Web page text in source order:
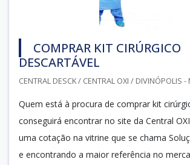
COMPRAR KIT CIRÚRGICO
DESCARTÁVEL
CENTRAL DESCK / CENTRAL OXI / DIVINÓPOLIS -
Quem está à procura de comprar kit
conseguirá encontrar no site da Central
uma cotação na vitrine que se chama
e encontrando a maior referência no